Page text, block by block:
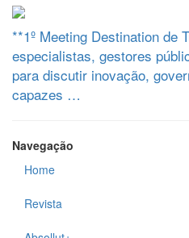
**1º Meeting Destination de
especialistas, gestores
para discutir inovação,
capazes …
Navegação
Home
Revista